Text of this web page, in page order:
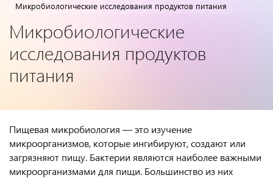
Микробиологические исследования продуктов питания
Микробиологические
исследования продуктов
питания
Пищевая микробиология — это изучение
микроорганизмов, которые ингибируют, создают или
загрязняют пищу. Бактерии являются наиболее важными
микроорганизмами для пищи. Большинство из них